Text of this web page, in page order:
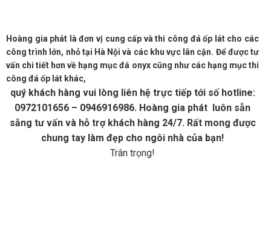
Hoàng gia phát là đơn vị cung cấp và thi công đá ốp lát cho các
công trình lớn, nhỏ tại Hà Nội và các khu vực lân cận. Để được tư
vấn chi tiết hơn về hạng mục đá onyx cũng như các hạng mục thi
công đá ốp lát khác,
quý khách hàng vui lòng liên hệ trực tiếp tới số hotline:
0972101656 – 0946916986. Hoàng gia phát luôn sẵn
sằng tư vấn và hỗ trợ khách hàng 24/7. Rất mong được
chung tay làm đẹp cho ngôi nhà của bạn!
Trân trọng!